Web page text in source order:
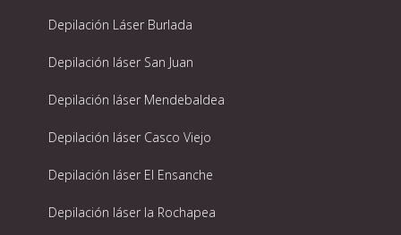
Depilación Láser Burlada
Depilación láser San Juan
Depilación láser Mendebaldea
Depilación láser Casco Viejo
Depilación láser El Ensanche
Depilación láser la Rochapea